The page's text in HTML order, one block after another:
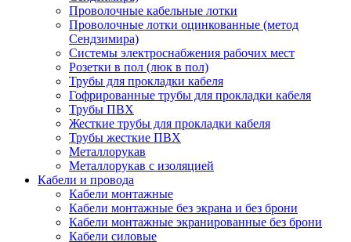
Проволочные кабельные лотки
Проволочные лотки оцинкованные (метод
Сендзимира)
Системы электроснабжения рабочих мест
Розетки в пол (люк в пол)
Трубы для прокладки кабеля
Гофрированные трубы для прокладки кабеля
Трубы ПВХ
Жесткие трубы для прокладки кабеля
Трубы жесткие ПВХ
Металлорукав
Металлорукав с изоляцией
Кабели и провода
Кабели монтажные
Кабели монтажные без экрана и без брони
Кабели монтажные экранированные без брони
Кабели силовые